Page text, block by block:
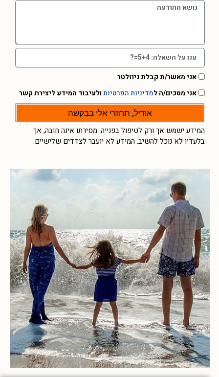
אני מאשר/ת קבלת ניוזלטר
אני מסכים/ה למדיניות הפרטיותולעיבוד המידע ליצירת קשר
אודיל, תחזרי אלי בבקשה
המידע ישמש אך ורק לטיפול בפנייה. מסירתו אינה חובה, אך
בלעדיו לא נוכל להשיב. המידע לא יועבר לצדדים שלישיים.